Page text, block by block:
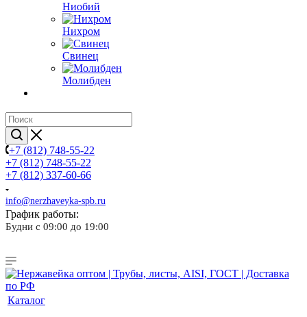
Ниобий
Нихром
Свинец
Молибден
+7 (812) 748-55-22
+7 (812) 748-55-22
+7 (812) 337-60-66
info@nerzhaveyka-spb.ru
График работы:
Будни с 09:00 до 19:00
Каталог